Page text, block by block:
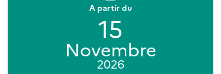
A partir du
15
Novembre
2026